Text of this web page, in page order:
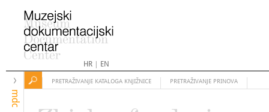
HR| EN
mdc
PRETRAŽIVANJE KATALOGA KNJIŽNICE PRETRAŽIVANJE PRINOVA